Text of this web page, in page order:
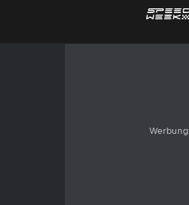
Werbung